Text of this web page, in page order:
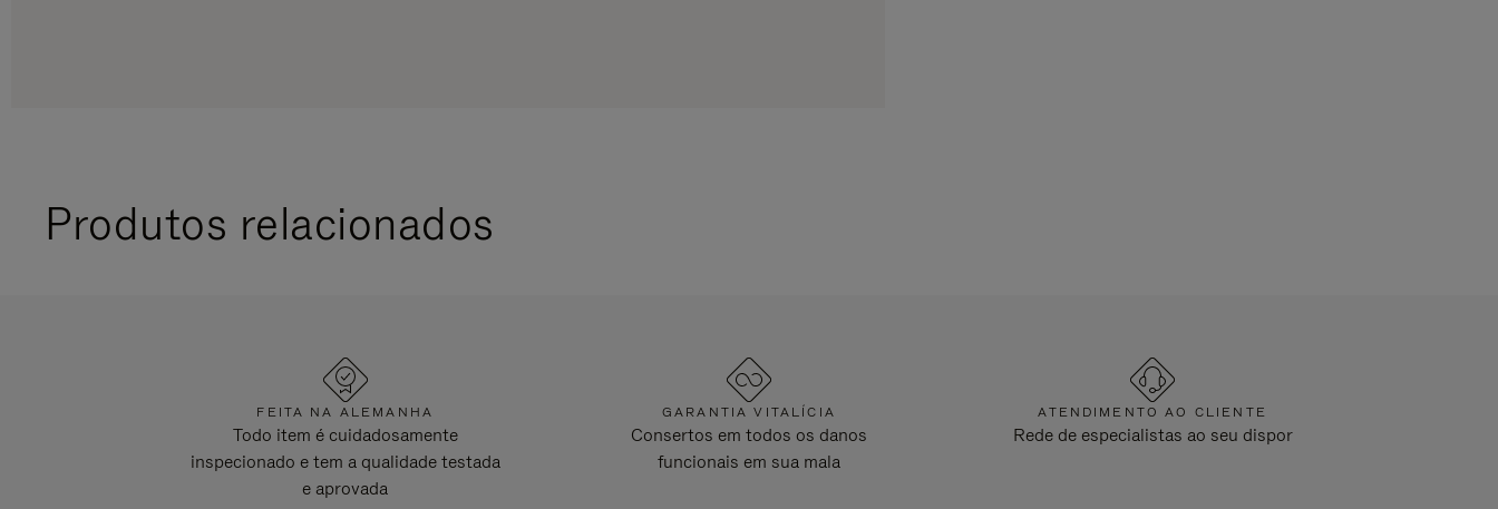
Produtos relacionados
FEITA NA ALEMANHA
Todo item é cuidadosamente
inspecionado e tem a qualidade testada
e aprovada
GARANTIA VITALÍCIA
Consertos em todos os danos
funcionais em sua mala
ATENDIMENTO AO CLIENTE
Rede de especialistas ao seu dispor